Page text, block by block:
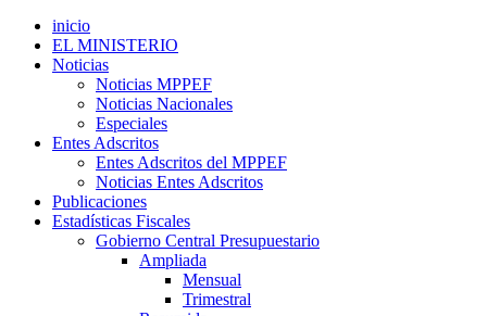
inicio
EL MINISTERIO
Noticias
Noticias MPPEF
Noticias Nacionales
Especiales
Entes Adscritos
Entes Adscritos del MPPEF
Noticias Entes Adscritos
Publicaciones
Estadísticas Fiscales
Gobierno Central Presupuestario
Ampliada
Mensual
Trimestral